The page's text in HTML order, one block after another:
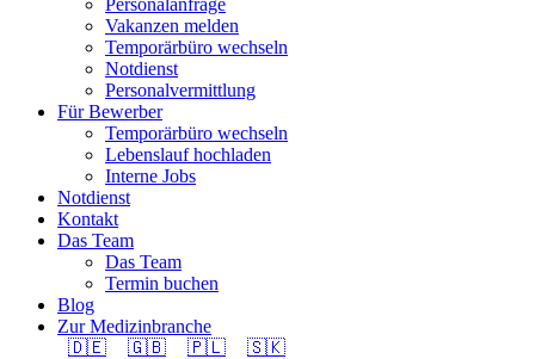
Personalanfrage
Vakanzen melden
Temporärbüro wechseln
Notdienst
Personalvermittlung
Für Bewerber
Temporärbüro wechseln
Lebenslauf hochladen
Interne Jobs
Notdienst
Kontakt
Das Team
Das Team
Termin buchen
Blog
Zur Medizinbranche
🇩🇪
🇬🇧 🇵🇱 🇸🇰